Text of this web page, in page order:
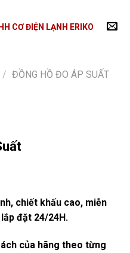
CƠ ĐIỆN LẠNH ERIKO
/ ĐỒNG HỒ ĐO ÁP SUẤT
chiết khấu cao, miễn
đặt 24/24H.
của hãng theo từng